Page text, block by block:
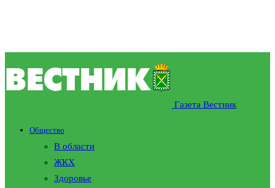
Газета Вестник
Общество
В области
ЖКХ
Здоровье